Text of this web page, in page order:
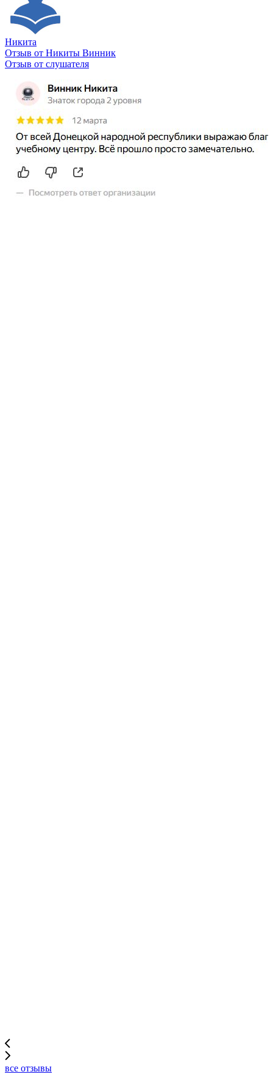
Никита
Отзыв от Никиты Винник
Отзыв от слушателя
все отзывы